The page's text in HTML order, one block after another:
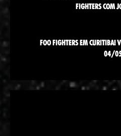
FIGHTERS COM
FOO FIGHTERS EM CURITIBA!
04/